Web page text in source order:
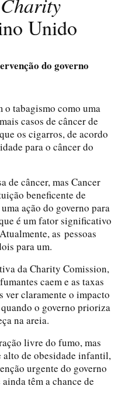
Unido
do governo
tabagismo como uma
casos de câncer de
os cigarros, de acordo
para o câncer do
de câncer, mas Cancer
beneficente de
ação do governo para
é um fator significativo
as pessoas
para um.
da Charity Comission,
caem e as taxas
ver claramente o impacto
o governo prioriza
na areia.
livre do fumo, mas
alto de obesidade infantil,
urgente do governo
ainda têm a chance de